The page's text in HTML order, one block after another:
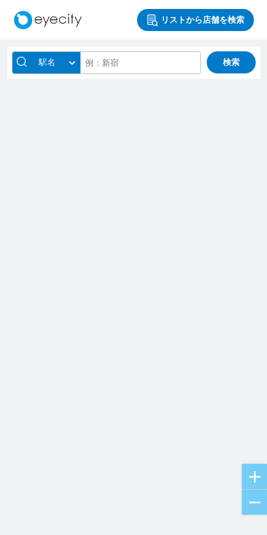
リストから店舗を検索
駅名 検索